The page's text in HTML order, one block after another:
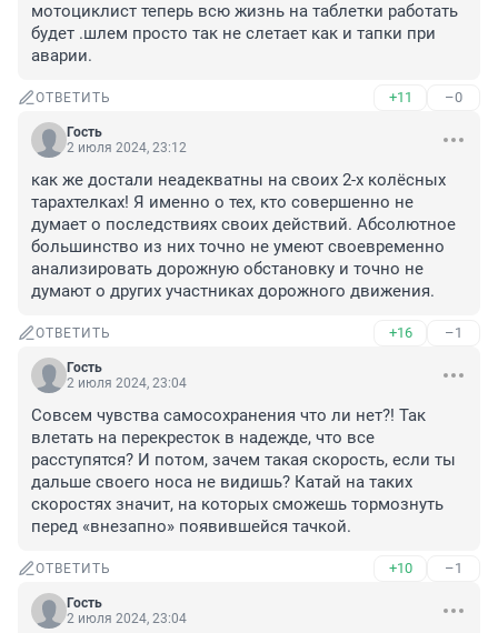
мотоциклист теперь всю жизнь на таблетки работать
будет .шлем просто так не слетает как и тапки при
аварии.
ОТВЕТИТЬ +11 –0
Гость
2 июля 2024, 23:12
как же достали неадекватны на своих 2-х колёсных
тарахтелках! Я именно о тех, кто совершенно не
думает о последствиях своих действий. Абсолютное
большинство из них точно не умеют своевременно
анализировать дорожную обстановку и точно не
думают о других участниках дорожного движения.
ОТВЕТИТЬ +16 –1
Гость
2 июля 2024, 23:04
Совсем чувства самосохранения что ли нет?! Так
влетать на перекресток в надежде, что все
расступятся? И потом, зачем такая скорость, если ты
дальше своего носа не видишь? Катай на таких
скоростях значит, на которых сможешь тормознуть
перед «внезапно» появившейся тачкой.
ОТВЕТИТЬ +10 –1
Гость
2 июля 2024, 23:04